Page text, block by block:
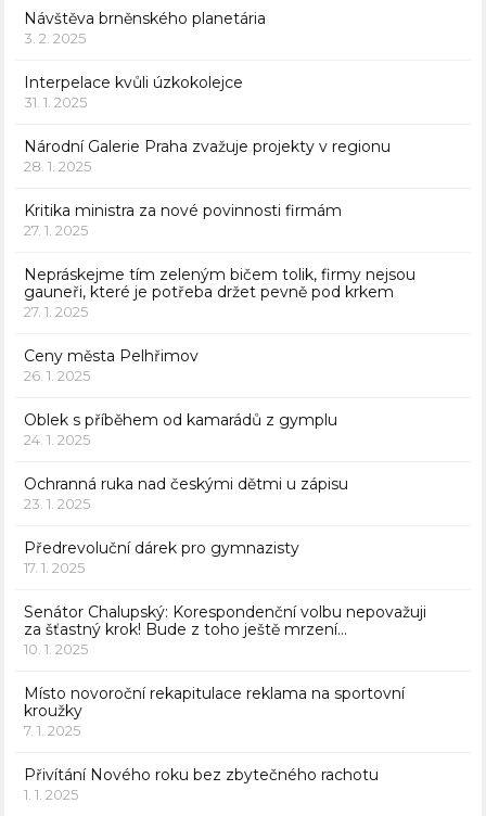
Návštěva brněnského planetária
3. 2. 2025
Interpelace kvůli úzkokolejce
31. 1. 2025
Národní Galerie Praha zvažuje projekty v regionu
28. 1. 2025
Kritika ministra za nové povinnosti firmám
27. 1. 2025
Nepráskejme tím zeleným bičem tolik, firmy nejsou
gauneři, které je potřeba držet pevně pod krkem
27. 1. 2025
Ceny města Pelhřimov
26. 1. 2025
Oblek s příběhem od kamarádů z gymplu
24. 1. 2025
Ochranná ruka nad českými dětmi u zápisu
23. 1. 2025
Předrevoluční dárek pro gymnazisty
17. 1. 2025
Senátor Chalupský: Korespondenční volbu nepovažuji
za šťastný krok! Bude z toho ještě mrzení…
10. 1. 2025
Místo novoroční rekapitulace reklama na sportovní
kroužky
7. 1. 2025
Přivítání Nového roku bez zbytečného rachotu
1. 1. 2025